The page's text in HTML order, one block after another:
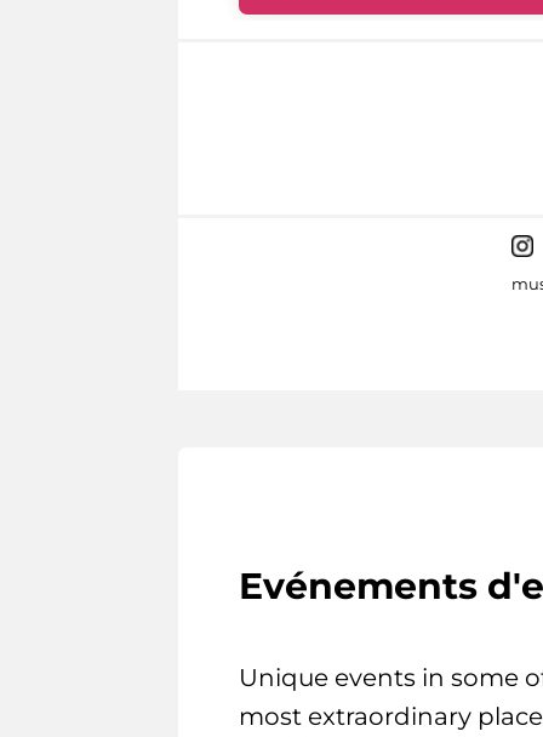
Evénements
Unique events in some
most extraordinary